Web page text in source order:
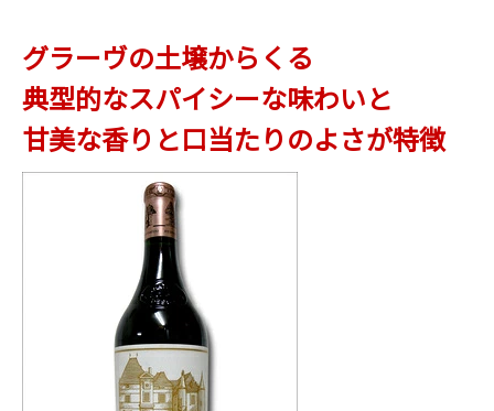
グラーヴの土壌からくる
典型的なスパイシーな味わいと
甘美な香りと口当たりのよさが特徴